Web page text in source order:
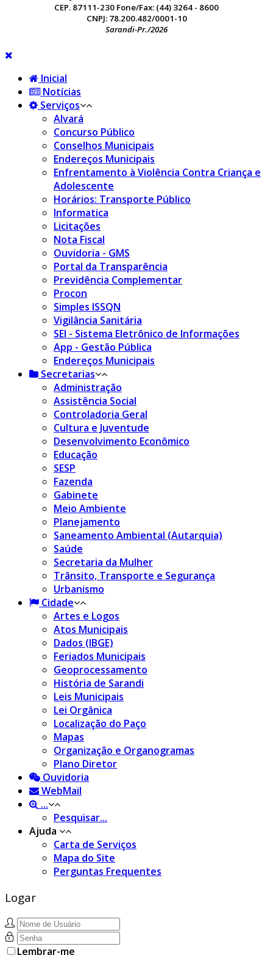
CEP. 87111-230 Fone/Fax: (44) 3264 - 8600
CNPJ: 78.200.482/0001-10
Sarandi-Pr./2026
Inicial
Notícias
Serviços
Alvará
Concurso Público
Conselhos Municipais
Endereços Municipais
Enfrentamento à Violência Contra Criança e
Adolescente
Horários: Transporte Público
Informatica
Licitações
Nota Fiscal
Ouvidoria - GMS
Portal da Transparência
Previdência Complementar
Procon
Simples ISSQN
Vigilância Sanitária
SEI - Sistema Eletrônico de Informações
App - Gestão Pública
Endereços Municipais
Secretarias
Administração
Assistência Social
Controladoria Geral
Cultura e Juventude
Desenvolvimento Econômico
Educação
SESP
Fazenda
Gabinete
Meio Ambiente
Planejamento
Saneamento Ambiental (Autarquia)
Saúde
Secretaria da Mulher
Trânsito, Transporte e Segurança
Urbanismo
Cidade
Artes e Logos
Atos Municipais
Dados (IBGE)
Feriados Municipais
Geoprocessamento
História de Sarandi
Leis Municipais
Lei Orgânica
Localização do Paço
Mapas
Organização e Organogramas
Plano Diretor
Ouvidoria
WebMail
...
Pesquisar...
Ajuda
Carta de Serviços
Mapa do Site
Perguntas Frequentes
Logar
Lembrar-me